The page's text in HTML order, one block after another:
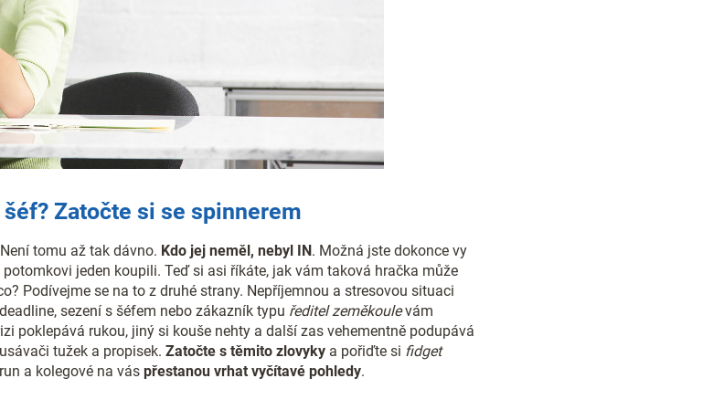
Zatočte si se spinnerem
tomu až tak dávno. Kdo jej neměl, nebyl IN. Možná jste dokonce vy
jeden koupili. Teď si asi říkáte, jak vám taková hračka může
Podívejme se na to z druhé strany. Nepříjemnou a stresovou situaci
sezení s šéfem nebo zákazník typu ředitel zeměkoulevám
poklepává rukou, jiný si kouše nehty a další zas vehementně podupává
tužek a propisek. Zatočte s těmito zlovyky a pořiďte si fidget
a kolegové na vás přestanou vrhat vyčítavé pohledy.